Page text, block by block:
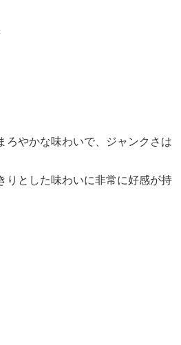
ろやかな味わいで、ジャンクさは
りとした味わいに非常に好感が持